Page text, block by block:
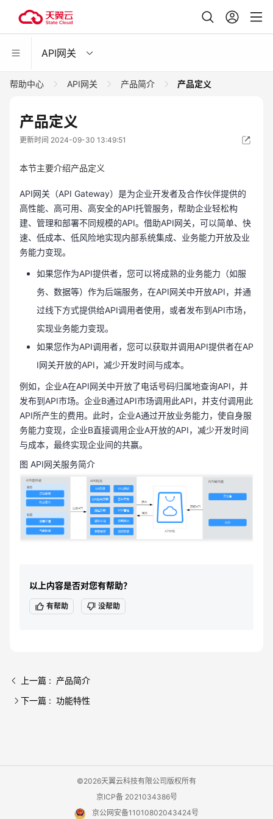
API网关
帮助中心 API网关 产品简介 产品定义
产品定义
更新时间 2024-09-30 13:49:51
本节主要介绍产品定义
API网关（API Gateway）是为企业开发者及合作伙伴提供的
高性能、高可用、高安全的API托管服务，帮助企业轻松构
建、管理和部署不同规模的API。借助API网关，可以简单、快
速、低成本、低风险地实现内部系统集成、业务能力开放及业
务能力变现。
如果您作为API提供者，您可以将成熟的业务能力（如服
务、数据等）作为后端服务，在API网关中开放API，并通
过线下方式提供给API调用者使用，或者发布到API市场，
实现业务能力变现。
如果您作为API调用者，您可以获取并调用API提供者在AP
I网关开放的API，减少开发时间与成本。
例如，企业A在API网关中开放了电话号码归属地查询API，并
发布到API市场。企业B通过API市场调用此API，并支付调用此
API所产生的费用。此时，企业A通过开放业务能力，使自身服
务能力变现，企业B直接调用企业A开放的API，减少开发时间
与成本，最终实现企业间的共赢。
图 API网关服务简介
以上内容是否对您有帮助？
有帮助 没帮助
上一篇 : 产品简介
下一篇 : 功能特性
©2026天翼云科技有限公司版权所有
京ICP备 2021034386号
京公网安备11010802043424号